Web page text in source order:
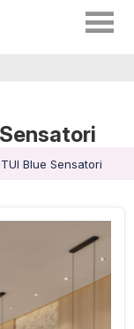
Blue Sensatori